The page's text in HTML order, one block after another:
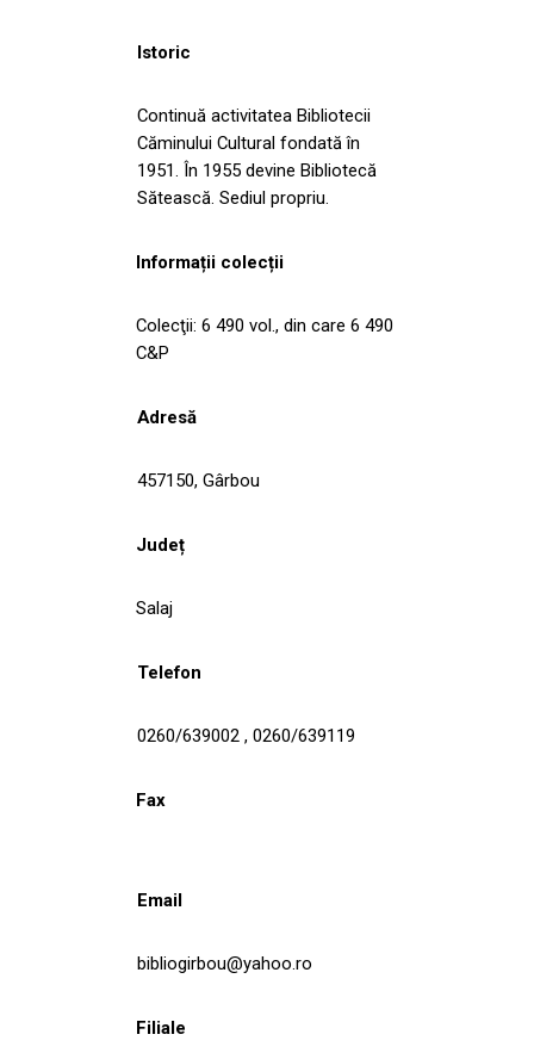
Istoric
Continuă activitatea Bibliotecii
Căminului Cultural fondată în
1951. În 1955 devine Bibliotecă
Sătească. Sediul propriu.
Informații colecții
Colecţii: 6 490 vol., din care 6 490
C&P
Adresă
457150, Gârbou
Județ
Salaj
Telefon
0260/639002 , 0260/639119
Fax
Email
bibliogirbou@yahoo.ro
Filiale